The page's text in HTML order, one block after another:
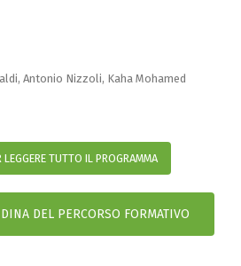
Antonio Nizzoli, Kaha Mohamed
LEGGERE TUTTO IL PROGRAMMA
DEL PERCORSO FORMATIVO